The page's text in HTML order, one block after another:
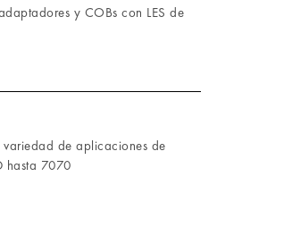
y COBs con LES de
de aplicaciones de
hasta 7070